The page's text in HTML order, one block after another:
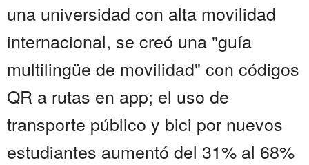
una universidad con alta movilidad
internacional, se creó una "guía
multilingüe de movilidad" con códigos
QR a rutas en app; el uso de
transporte público y bici por nuevos
estudiantes aumentó del 31% al 68%